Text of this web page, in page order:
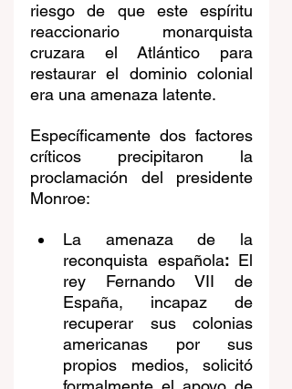
riesgo de que este espíritu
reaccionario monarquista
cruzara el Atlántico para
restaurar el dominio colonial
era una amenaza latente.
Específicamente dos factores
críticos precipitaron la
proclamación del presidente
Monroe:
La amenaza de la
reconquista española: El
rey Fernando VII de
España, incapaz de
recuperar sus colonias
americanas por sus
propios medios, solicitó